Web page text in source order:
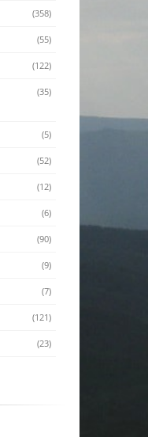
(358)
(55)
(122)
(35)
(5)
(52)
(12)
(6)
(90)
(9)
(7)
(121)
(23)